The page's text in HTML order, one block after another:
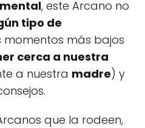
, este Arcano no
tipo de
momentos más bajos
cerca a nuestra
a nuestra madre) y
que la rodeen,